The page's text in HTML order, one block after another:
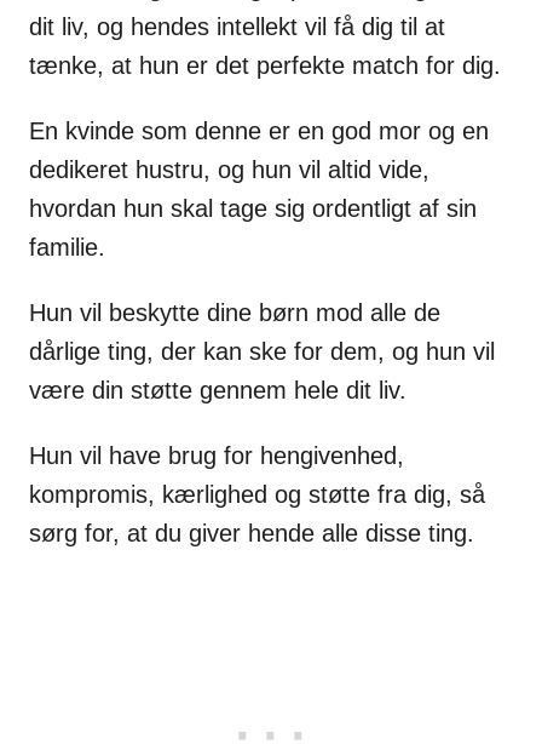
dit liv, og hendes intellekt vil få dig til at
tænke, at hun er det perfekte match for dig.
En kvinde som denne er en god mor og en
dedikeret hustru, og hun vil altid vide,
hvordan hun skal tage sig ordentligt af sin
familie.
Hun vil beskytte dine børn mod alle de
dårlige ting, der kan ske for dem, og hun vil
være din støtte gennem hele dit liv.
Hun vil have brug for hengivenhed,
kompromis, kærlighed og støtte fra dig, så
sørg for, at du giver hende alle disse ting.